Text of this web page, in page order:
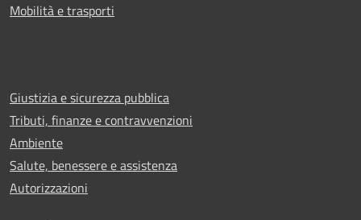
Mobilità e trasporti
Giustizia e sicurezza pubblica
Tributi, finanze e contravvenzioni
Ambiente
Salute, benessere e assistenza
Autorizzazioni